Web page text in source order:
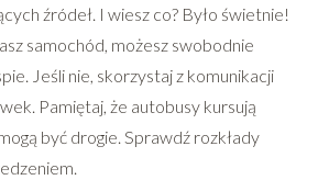
źródeł. I wiesz co? Było świetnie!
samochód, możesz swobodnie
Jeśli nie, skorzystaj z komunikacji
Pamiętaj, że autobusy kursują
być drogie. Sprawdź rozkłady